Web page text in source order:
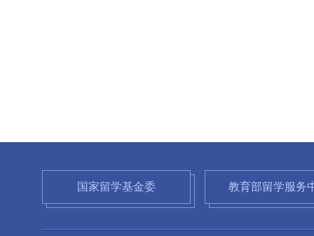
国家留学基金委 教育部留学服务